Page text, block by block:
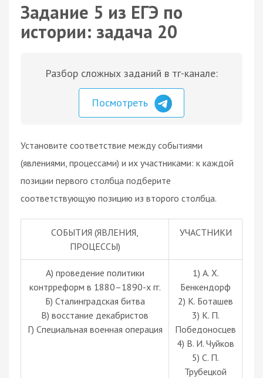
Задание 5 из ЕГЭ по
истории: задача 20
Разбор сложных заданий в тг-канале:
Посмотреть
Установите соответствие между событиями
(явлениями, процессами) и их участниками: к каждой
позиции первого столбца подберите
соответствующую позицию из второго столбца.
СОБЫТИЯ (ЯВЛЕНИЯ,
ПРОЦЕССЫ)
УЧАСТНИКИ
А) проведение политики
контрреформ в 1880–1890-х гг.
Б) Сталинградская битва
В) восстание декабристов
Г) Специальная военная операция
1) А. Х.
Бенкендорф
2) К. Боташев
3) К. П.
Победоносцев
4) В. И. Чуйков
5) С. П.
Трубецкой